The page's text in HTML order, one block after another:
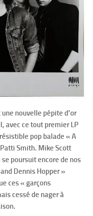
nouvelle pépite d’or
avec ce tout premier LP
pop balade « A
Smith. Mike Scott
poursuit encore de nos
Dennis Hopper »
ces « garçons
cessé de nager à